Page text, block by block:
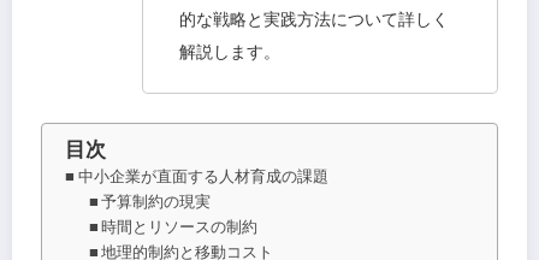
的な戦略と実践方法について詳しく
解説します。
目次
中小企業が直面する人材育成の課題
予算制約の現実
時間とリソースの制約
地理的制約と移動コスト